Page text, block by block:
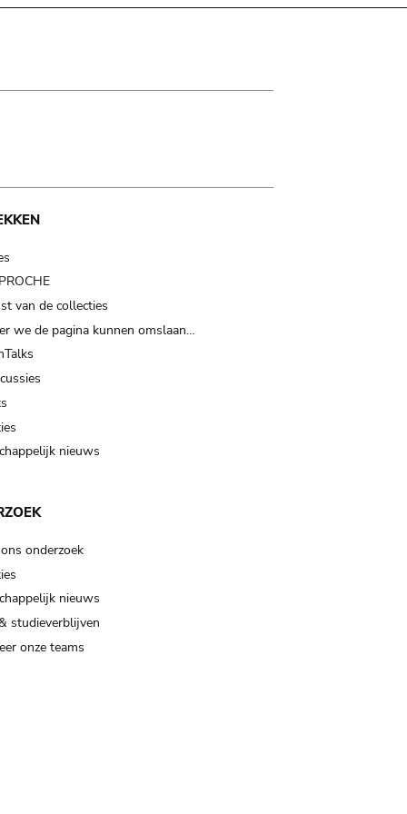
van de collecties
we de pagina kunnen omslaan…
nieuws
onderzoek
nieuws
studieverblijven
onze teams